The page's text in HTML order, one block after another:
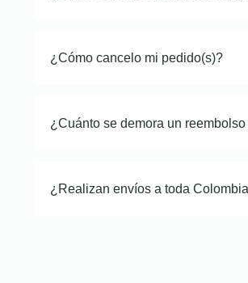
¿Cómo cancelo mi pedido(s)?
¿Cuánto se demora un
¿Realizan envíos a toda